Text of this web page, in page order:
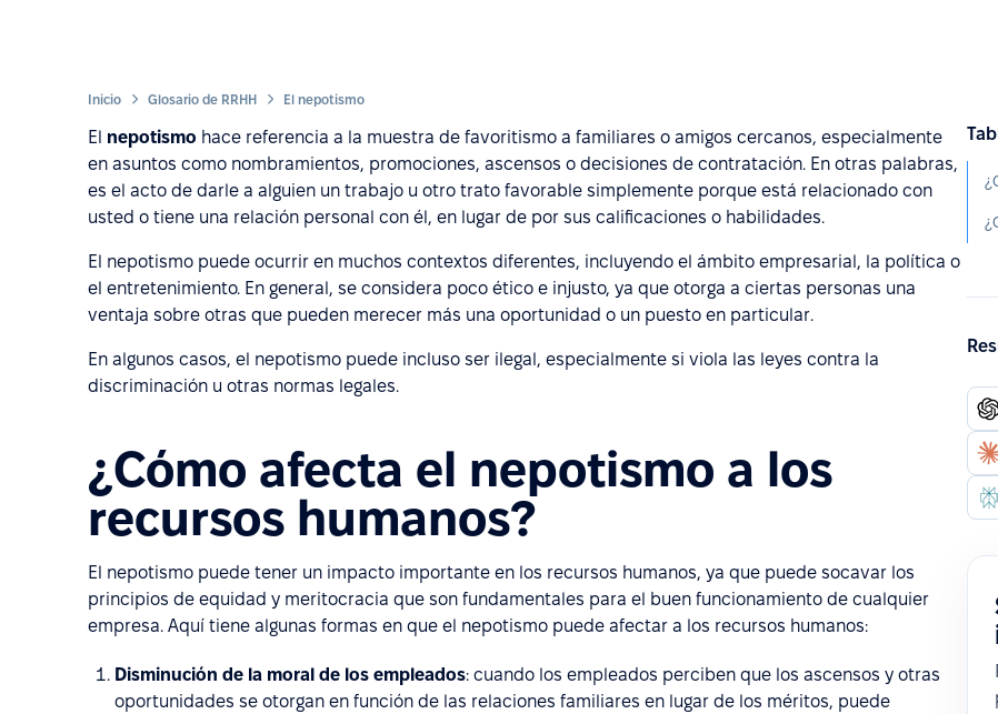
Inicio Glosario de RRHH El nepotismo
El nepotismo hace referencia a la muestra de favoritismo a familiares o amigos cercanos, especialmente
en asuntos como nombramientos, promociones, ascensos o decisiones de contratación. En otras palabras,
es el acto de darle a alguien un trabajo u otro trato favorable simplemente porque está relacionado con
usted o tiene una relación personal con él, en lugar de por sus calificaciones o habilidades.
El nepotismo puede ocurrir en muchos contextos diferentes, incluyendo el ámbito empresarial, la política o
el entretenimiento. En general, se considera poco ético e injusto, ya que otorga a ciertas personas una
ventaja sobre otras que pueden merecer más una oportunidad o un puesto en particular.
En algunos casos, el nepotismo puede incluso ser ilegal, especialmente si viola las leyes contra la
discriminación u otras normas legales.
¿Cómo afecta el nepotismo a los
recursos humanos?
El nepotismo puede tener un impacto importante en los recursos humanos, ya que puede socavar los
principios de equidad y meritocracia que son fundamentales para el buen funcionamiento de cualquier
empresa. Aquí tiene algunas formas en que el nepotismo puede afectar a los recursos humanos:
Disminución de la moral de los empleados: cuando los empleados perciben que los ascensos y otras
oportunidades se otorgan en función de las relaciones familiares en lugar de los méritos, puede